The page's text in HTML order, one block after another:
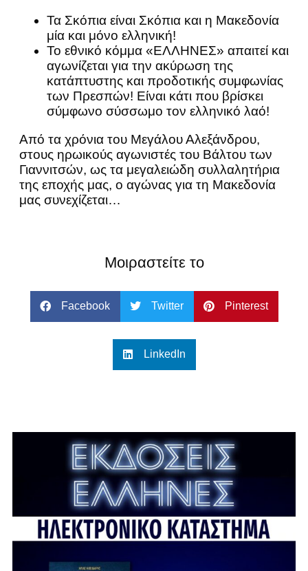
Τα Σκόπια είναι Σκόπια και η Μακεδονία
μία και μόνο ελληνική!
Το εθνικό κόμμα «ΕΛΛΗΝΕΣ» απαιτεί και
αγωνίζεται για την ακύρωση της
κατάπτυστης και προδοτικής συμφωνίας
των Πρεσπών! Είναι κάτι που βρίσκει
σύμφωνο σύσσωμο τον ελληνικό λαό!
Από τα χρόνια του Μεγάλου Αλεξάνδρου,
στους ηρωικούς αγωνιστές του Βάλτου των
Γιαννιτσών, ως τα μεγαλειώδη συλλαλητήρια
της εποχής μας, ο αγώνας για τη Μακεδονία
μας συνεχίζεται…
Μοιραστείτε το
Facebook Twitter Pinterest
LinkedIn